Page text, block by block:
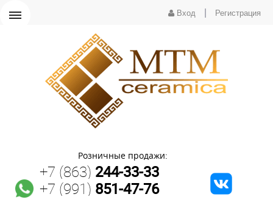
Вход Регистрация
Розничные продажи:
+7 (863) 244-33-33
+7 (991) 851-47-76